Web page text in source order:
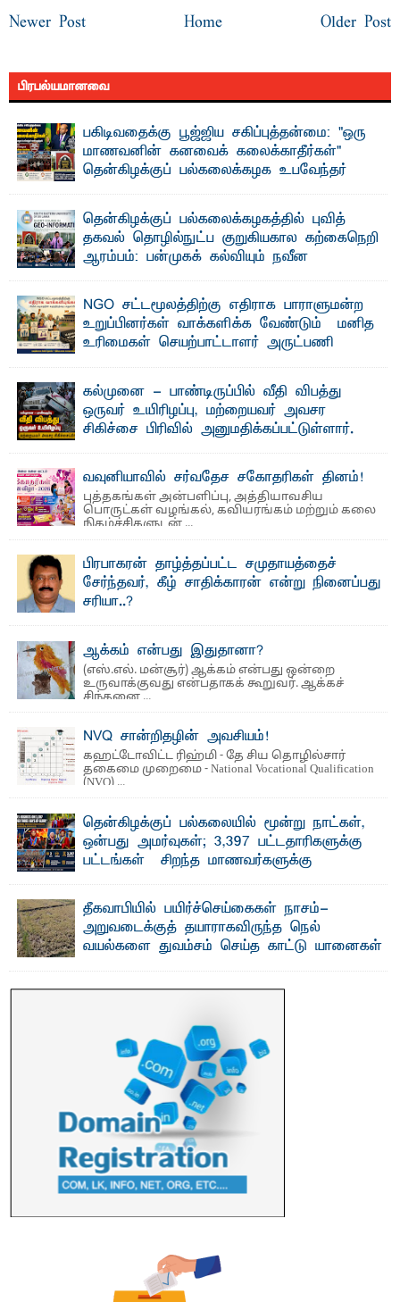
Newer Post Older Post
Home
பிரபல்யமானவை
பகிடிவதைக்கு பூஜ்ஜிய சகிப்புத்தன்மை: "ஒரு
மாணவனின் கனவைக் கலைக்காதீர்கள்" –
தென்கிழக்குப் பல்கலைக்கழக உபவேந்தர்
வலியுறுத்தல்
"ஒ ரு மாணவனின் அல்லது மாணவியின் கனவு என்னால்
கலைக்கப்படாது" என்ற உறுதியை ஒவ்வொரு மாணவரும் ...
தென்கிழக்குப் பல்கலைக்கழகத்தில் புவித்
தகவல் தொழில்நுட்ப குறுகியகால கற்கைநெறி
ஆரம்பம்: பன்முகக் கல்வியும் நவீன
பேராசிரியர் எம். எம். பாஸில்
தெ ன்கிழக்குப் பல்கலைக்கழகத்தின் கலை மற்றும் கலாசார
பீடத்தின் புவியியல் துறையினால் ...
NGO சட்டமூலத்திற்கு எதிராக பாராளுமன்ற
உறுப்பினர்கள் வாக்களிக்க வேண்டும் – மனித
உரிமைகள் செயற்பாட்டாளர் அருட்பணி
ஜே. எப். காமிலா பேகம்- இ லங்கை அரசாங்கம் அரசுசாரா
அமைப்புகள் (NGO) தொடர்பான புதிய சட்டமூலத்தை ...
கல்முனை - பாண்டிருப்பில் வீதி விபத்து
ஒருவர் உயிரிழப்பு, மற்றையவர் அவசர
சிகிச்சை பிரிவில் அனுமதிக்கப்பட்டுள்ளார்.
பாண்டிருப்பு ...வவுனியாவில் சர்வதேச சகோதரிகள் தினம்!
புத்தகங்கள் அன்பளிப்பு, அத்தியாவசிய
பொருட்கள் வழங்கல், கவியரங்கம் மற்றும் கலை
நிகழ்ச்சிகளுடன் ...
பிரபாகரன் தாழ்த்தப்பட்ட சமுதாயத்தைச்
சேர்ந்தவர், கீழ் சாதிக்காரன் என்று நினைப்பது
சரியா..?
ஆக்கம் என்பது இதுதானா?
(எஸ்.எல். மன்சூர்) ஆக்கம் என்பது ஒன்றை
உருவாக்குவது என்பதாகக் கூறுவர். ஆக்கச்
சிந்தனை ...
NVQ சான்றிதழின் அவசியம்!
கஹட்டோவிட்ட ரிஹ்மி - தே சிய தொழில்சார்
தகைமை முறைமை - National Vocational Qualification
(NVQ) ...
தென்கிழக்குப் பல்கலையில் மூன்று நாட்கள்,
ஒன்பது அமர்வுகள்; 3,397 பட்டதாரிகளுக்கு
பட்டங்கள் – சிறந்த மாணவர்களுக்கு
மற்றும் சிறப்புப் பரிசுகள்
எம்.வை. அமீர்- ஒ லுவிலில் அமைந்துள்ள தென்கிழக்குப்
பல்கலைக்கழகத்தின் 18ஆவது பொதுப் பட்டமளிப்பு விழா ...
தீகவாபியில் பயிர்ச்செய்கைகள் நாசம்-
அறுவடைக்குத் தயாராகவிருந்த நெல்
வயல்களை துவம்சம் செய்த காட்டு யானைகள்
காணப்பட்ட பல ...